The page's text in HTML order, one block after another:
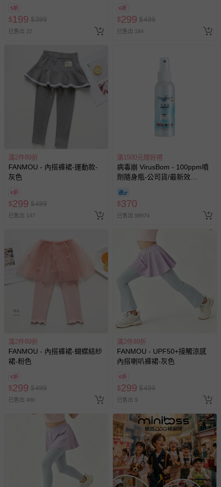
媽咪愛客服中心。
預購商品：預購為海外同步代購，遇缺貨即會通知媽咪並協
助取消退款事宜。
會主動以簡訊及mail通知訂單取消事宜，並將提供適當補
償。
5折
$199 $399
已售出 22
6折
$299 $499
已售出 184
滿2件89折
FANMOU - 內搭褲裙-運動款-
灰色
6折
$299 $499
已售出 147
滿1500元贈好禮
病毒崩 VirusBom - 100ppm噴
劑隨身瓶-公司貨/最新效
$370
已售出 98974
滿2件89折
FANMOU - 內搭褲裙-蝴蝶結紗
裙-粉色
6折
$299 $499
已售出 490
滿2件89折
FANMOU - UPF50+接觸涼感
內搭喇叭褲裙-灰色
6折
$299 $499
已售出 9